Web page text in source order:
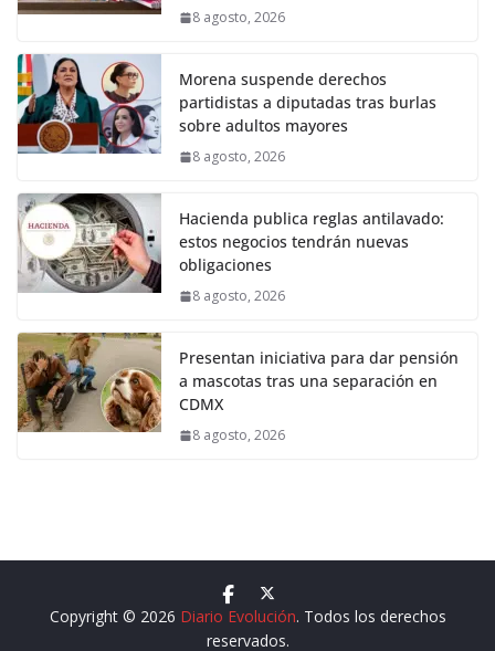
8 agosto, 2026
Morena suspende derechos
partidistas a diputadas tras burlas
sobre adultos mayores
8 agosto, 2026
Hacienda publica reglas antilavado:
estos negocios tendrán nuevas
obligaciones
8 agosto, 2026
Presentan iniciativa para dar pensión
a mascotas tras una separación en
CDMX
8 agosto, 2026
Copyright © 2026 Diario Evolución. Todos los derechos
reservados.